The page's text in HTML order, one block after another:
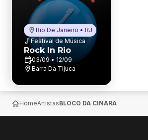
Rio De Janeiro • RJ
Festival de Música
Rock In Rio
03/09 • 12/09
Barra Da Tijuca
HomeArtistasBLOCO DA CINARA